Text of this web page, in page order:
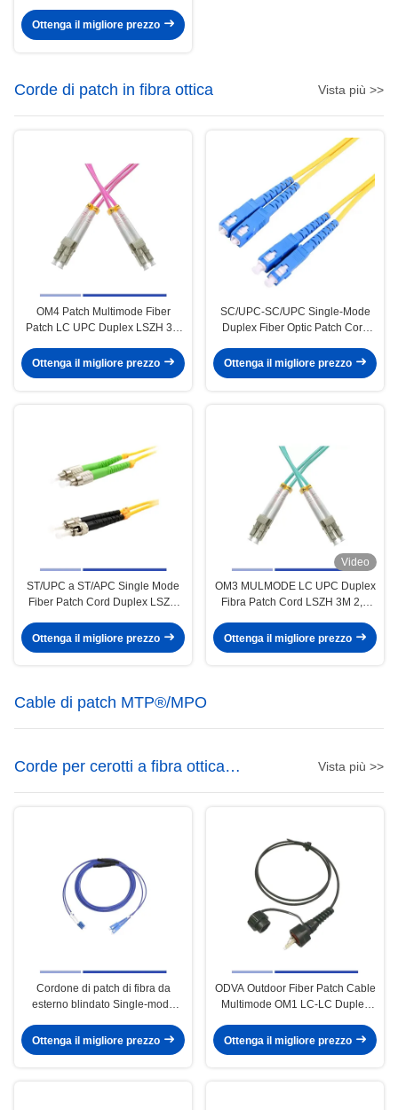
GYTC8S
Ottenga il migliore prezzo
Corde di patch in fibra ottica Vista più >>
OM4 Patch Multimode Fiber
Patch LC UPC Duplex LSZH 3M
Ottenga il migliore prezzo
SC/UPC-SC/UPC Single-Mode
Duplex Fiber Optic Patch Cord
Ottenga il migliore prezzo
ST/UPC a ST/APC Single Mode
Fiber Patch Cord Duplex LSZH
Ottenga il migliore prezzo
Video
OM3 MULMODE LC UPC Duplex
Fibra Patch Cord LSZH 3M 2,0
Ottenga il migliore prezzo
Cable di patch MTP®/MPO
Corde per cerotti a fibra ottica
blindate
Vista più >>
Cordone di patch di fibra da
esterno blindato Single-mode
Ottenga il migliore prezzo
ODVA Outdoor Fiber Patch Cable
Multimode OM1 LC-LC Duplex
Ottenga il migliore prezzo